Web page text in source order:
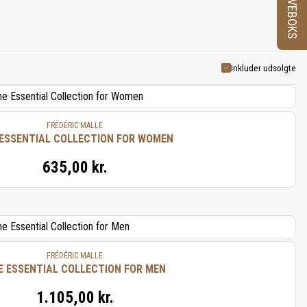
Inkluder udsolgte
FRÉDÉRIC MALLE
COLLECTION FOR WOMEN
635,00 kr.
FRÉDÉRIC MALLE
ESSENTIAL COLLECTION FOR MEN
1.105,00 kr.